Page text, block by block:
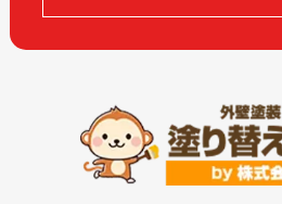
2022-09
2022-07
2022-03
2021-09
2021-02